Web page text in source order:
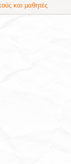
και μαθητές